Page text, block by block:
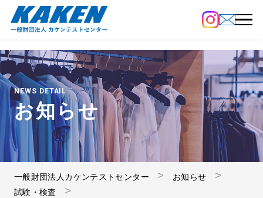
NEWS DETAIL
お知らせ
一般財団法人カケンテストセンター
お知らせ
試験・検査